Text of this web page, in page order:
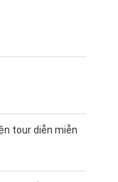
tour diễn miễn